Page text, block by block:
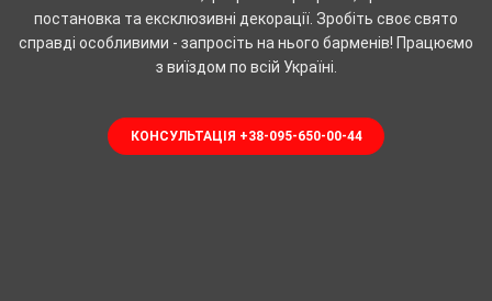
постановка та ексклюзивні декорації. Зробіть своє свято
справді особливими - запросіть на нього барменів! Працюємо
з виїздом по всій Україні.
КОНСУЛЬТАЦІЯ +38-095-650-00-44